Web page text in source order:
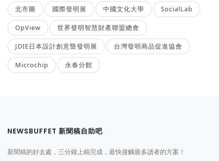
北市圖 國際發明展 中國文化大學 SocialLab
OpView 世界發明智慧財產聯盟總會
JDIE日本設計創意暨發明展 台灣發明商品促進協會
Microchip 永春分館
NEWSBUFFET 新聞稿自助吧
新聞稿的好去處，三分鐘上稿完成，最快接觸最多讀者的方案！